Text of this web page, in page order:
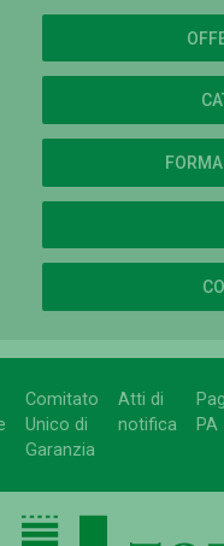
Comitato
Unico di
Garanzia
Atti di
notifica
PA